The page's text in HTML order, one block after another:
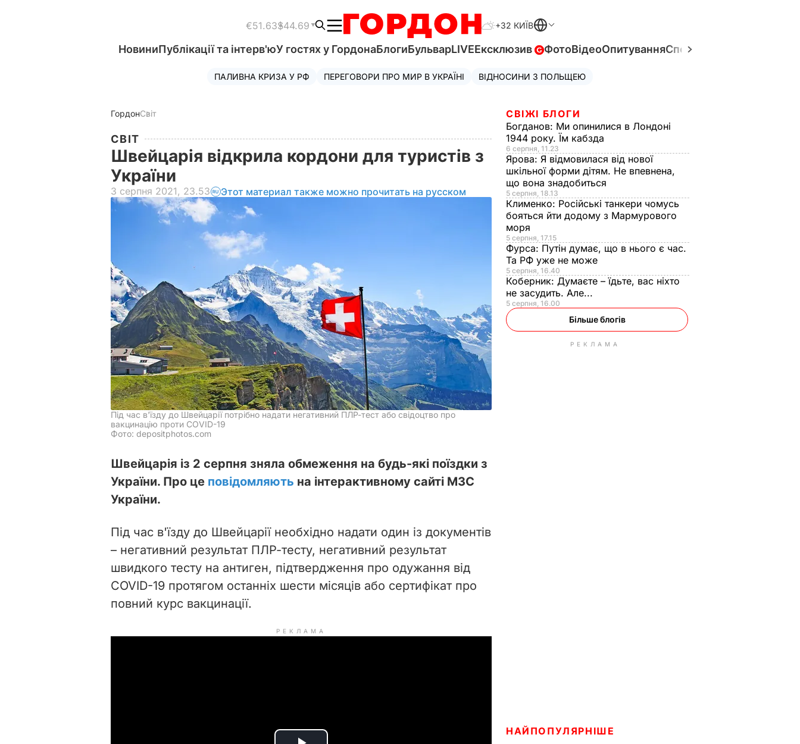
€51.63$44.69 +32 КИЇВ
НовиниПублікації та інтерв'юУ гостях у ГордонаБлогиБульварLIVEЕксклюзив ФотоВідеоОпитуванняСпецпроєкти
ПАЛИВНА КРИЗА У РФ ПЕРЕГОВОРИ ПРО МИР В УКРАЇНІ ВІДНОСИНИ З ПОЛЬЩЕЮ
ГордонСвіт
СВІТ
Швейцарія відкрила кордони для туристів з
України
3 серпня 2021, 23.53 Этот материал также можно прочитать на русском
Під час в'їзду до Швейцарії потрібно надати негативний ПЛР-тест або свідоцтво про
вакцинацію проти COVID-19
Фото: depositphotos.com
Швейцарія із 2 серпня зняла обмеження на будь-які поїздки з
України. Про це повідомляють на інтерактивному сайті МЗС
України.
Під час в'їзду до Швейцарії необхідно надати один із документів
– негативний результат ПЛР-тесту, негативний результат
швидкого тесту на антиген, підтвердження про одужання від
COVID-19 протягом останніх шести місяців або сертифікат про
повний курс вакцинації.
РЕКЛАМА
СВІЖІ БЛОГИ
Богданов: Ми опинилися в Лондоні
1944 року. Їм кабзда
6 серпня, 11.23
Ярова: Я відмовилася від нової
шкільної форми дітям. Не впевнена,
що вона знадобиться
5 серпня, 18.13
Клименко: Російські танкери чомусь
бояться йти додому з Мармурового
моря
5 серпня, 17.15
Фурса: Путін думає, що в нього є час.
Та РФ уже не може
5 серпня, 16.40
Коберник: Думаєте – їдьте, вас ніхто
не засудить. Але...
5 серпня, 16.00
Більше блогів
РЕКЛАМА
НАЙПОПУЛЯРНІШЕ